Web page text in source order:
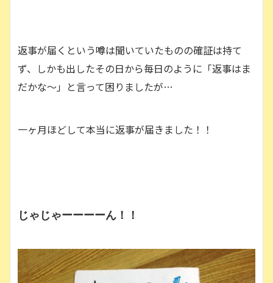
返事が届くという噂は聞いていたものの確証は持て
ず、しかも出したその日から毎日のように「返事はま
だかな〜」と言って困りましたが…
一ヶ月ほどして本当に返事が届きました！！
じゃじゃーーーーん！！